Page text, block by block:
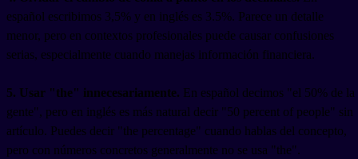
español escribimos 3,5% y en inglés es 3.5%. Parece un detalle
menor, pero en contextos profesionales puede causar confusiones
serias, especialmente cuando manejas información financiera.
5. Usar "the" innecesariamente. En español decimos "el 50% de la
gente", pero en inglés es más natural decir "50 percent of people" sin
artículo. Puedes decir "the percentage" cuando hablas del concepto,
pero con números concretos generalmente no se usa "the".